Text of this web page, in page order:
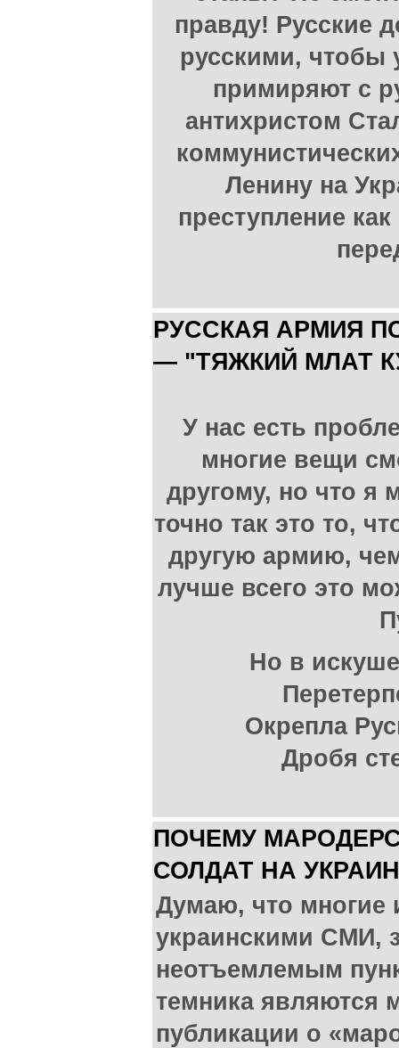
правду! Русские
русскими, чтобы
примиряют с
антихристом
Ленину на
преступление
РУССКАЯ АРМИЯ
— "ТЯЖКИЙ МЛАТ
У нас есть
многие вещи
другому, но что я
точно так это то,
другую армию,
лучше всего это
Но в
Окрепла
Дробя
ПОЧЕМУ
СОЛДАТ НА
Думаю, что многие
украинскими СМИ,
неотъемлемым
темника являются
публикации о